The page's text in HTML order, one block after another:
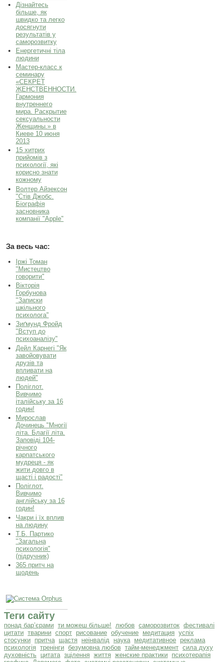
Дізнайтесь
більше, як
швидко та легко
досягнути
результатів у
саморозвитку
Енергетичні тіла
людини
Мастер-класс к
семинару
«СЕКРЕТ
ЖЕНСТВЕННОСТИ.
Гармония
внутреннего
мира. Раскрытие
сексуальности
Женщины.» в
Киеве 10 июня
2013
15 хитрих
прийомів з
психології, які
корисно знати
кожному
Волтер Айзексон
"Стів Джобс.
Біографія
засновника
компанії "Apple"
За весь час:
Іржі Томан
"Мистецтво
говорити"
Вікторія
Горбунова
"Записки
шкільного
психолога"
Зиґмунд Фройд
"Вступ до
психоаналізу"
Дейл Карнегі "Як
завойовувати
друзів та
впливати на
людей"
Поліглот.
Вивчимо
італійську за 16
годин!
Мирослав
Дочинець "Многії
літа. Благії літа.
Заповіді 104-
річного
карпатського
мудреця - як
жити довго в
щасті і радості"
Поліглот.
Вивчимо
англійську за 16
годин!
Чакри і їх вплив
на людину
Т.Б. Партико
"Загальна
психологія"
(підручник)
365 притч на
щодень
Теги сайту
понад бар’єрами ти можеш більше! любов саморозвиток фестивалі
цитати тварини спорт рисование обучение медитация успіх
стосунки притча щастя неінвалід наука медитативное реклама
психологія тренінги безумовна любов тайм-менеджмент сила духу
духовність
цитата зцілення життя женские практики психотерапія